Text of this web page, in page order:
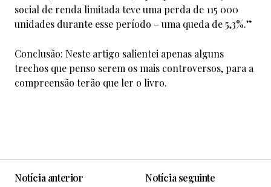
social de renda limitada teve uma perda de 115 000
unidades durante esse período – uma queda de 5,3%.”
Conclusão: Neste artigo salientei apenas alguns
trechos que penso serem os mais controversos, para a
compreensão terão que ler o livro.
Notícia anterior
Notícia seguinte